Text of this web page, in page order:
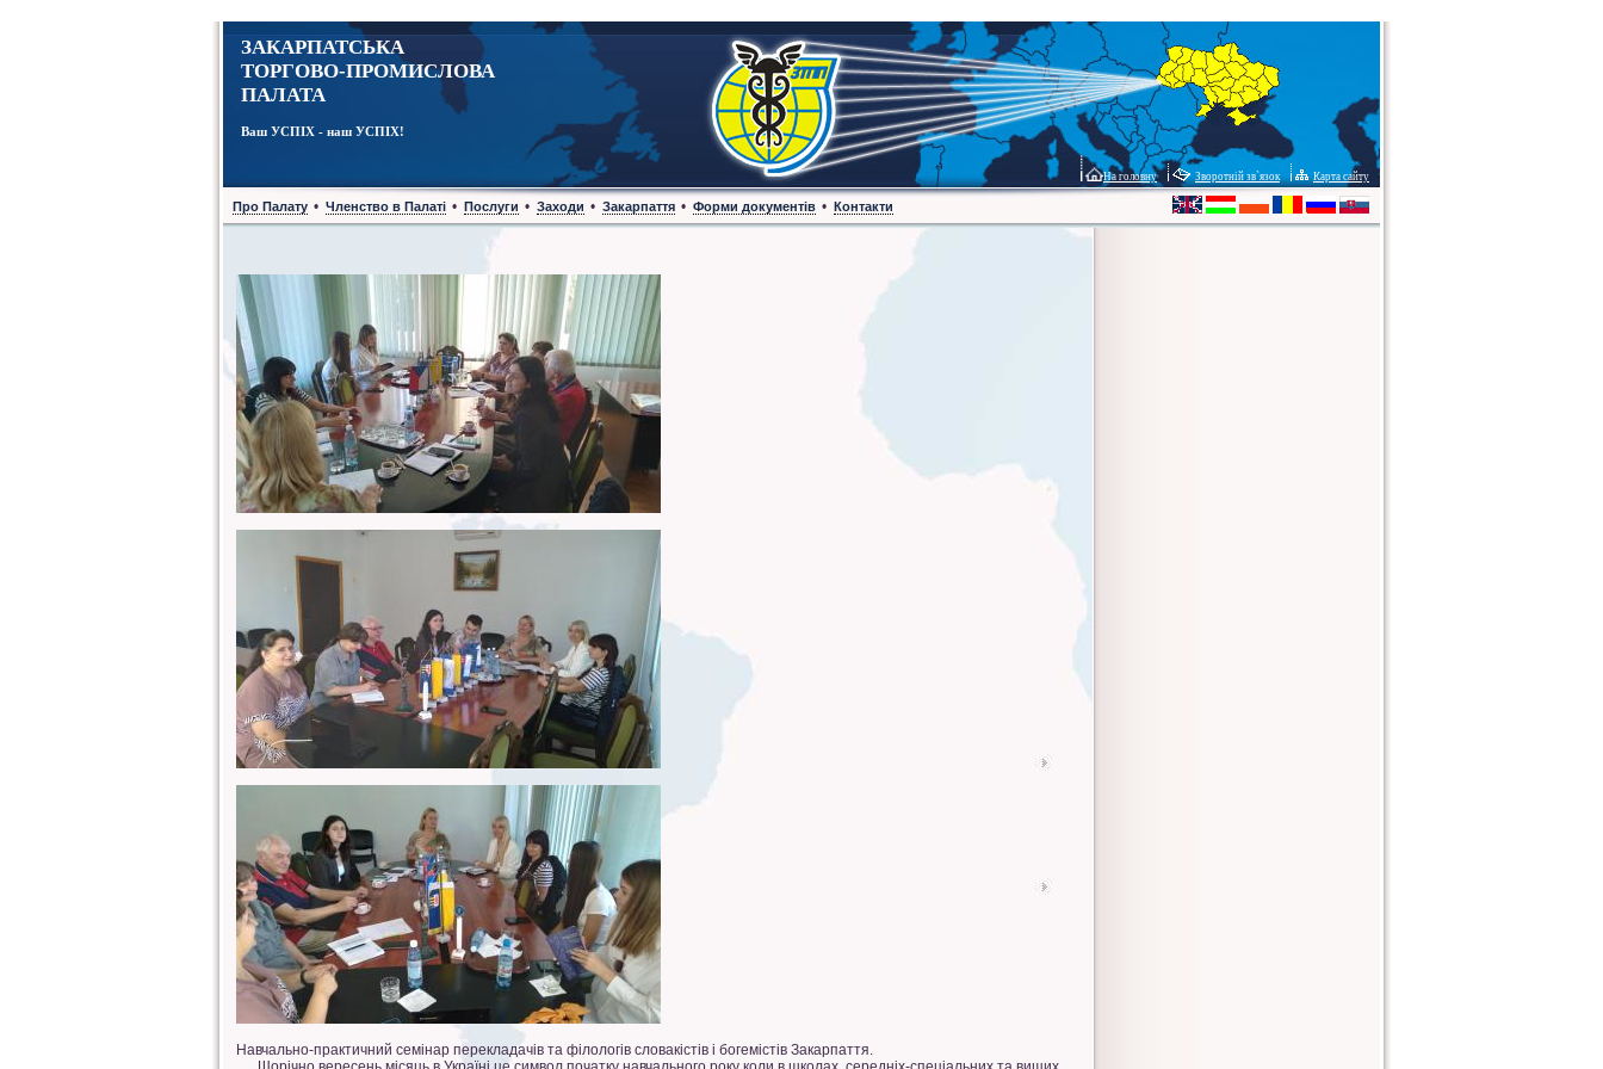
ЗАКАРПАТСЬКА
ТОРГОВО-ПРОМИСЛОВА
ПАЛАТА
Ваш УСПІХ - наш УСПІХ!
На головну Зворотній зв`язок Карта сайту
Про Палату • Членство в Палаті • Послуги • Заходи • Закарпаття • Форми документів • Контакти
Навчально-практичний семінар перекладачів та філологів словакістів і богемістів Закарпаття.